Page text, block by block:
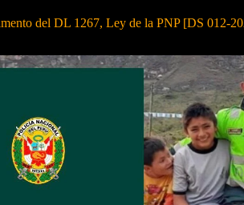
del DL 1267, Ley de la PNP [DS 012-